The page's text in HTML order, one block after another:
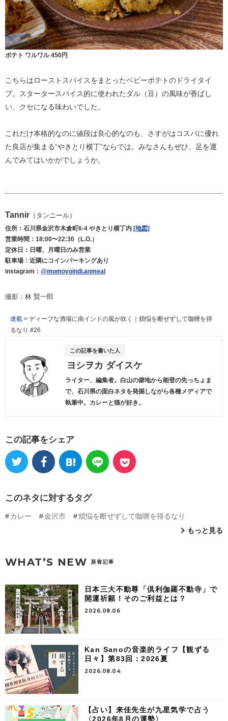
ポテト ワルワル 450円
こちらはローストスパイスをまとったベビーポテトのドライタイ
プ。スタータースパイス的に使われたダル（豆）の風味が香ばし
い、クセになる味わいでした。
これだけ本格的なのに値段は良心的なのも、さすがはコスパに優れ
た良店が集まる“やきとり横丁”ならでは。みなさんもぜひ、足を運
んでみてはいかがでしょうか。
Tannir （タンニール）
住所：石川県金沢市木倉町6-4 やきとり横丁内 [地図]
営業時間：18:00〜22:30（L.O.）
定休日：日曜、月曜日のみ営業
駐車場：近隣にコインパーキングあり
instagram： @momoyoindi.anmeal
撮影：林 賢一郎
連載 > ディープな酒場に南インドの風が吹く｜煩悩を断ぜずして咖喱を得
るなり #26
この記事を書いた人
ヨシヲカ ダイスケ
ライター、編集者。白山の僻地から能登の先っちょま
で、石川県の面白ネタを発掘しながら各種メディアで
執筆中。カレーと猫が好き。
この記事をシェア
このネタに対するタグ
カレー 金沢市
煩悩を断ぜずして咖喱を得るなり
もっと見る
WHAT’S NEW 新着記事
日本三大不動尊「倶利伽羅不動寺」で
開運祈願！そのご利益とは？
2026.08.06
Kan Sanoの音楽的ライフ【観ずる
日々】第83回：2026夏
2026.08.04
【占い】来佳先生が九星気学で占う
〈2026年8月の運勢〉